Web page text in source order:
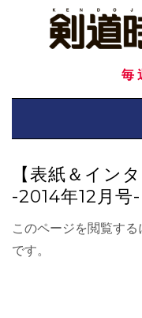
毎
【表紙＆イン
-2014年12月号-
このページを閲覧する
です。